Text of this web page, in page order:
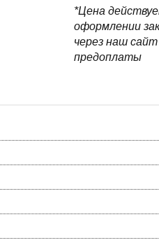
*Цена
оформлении
через наш
предоплаты